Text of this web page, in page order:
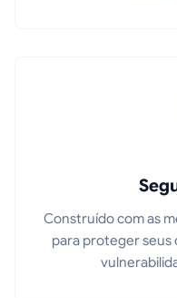
Construído com as
para proteger seus